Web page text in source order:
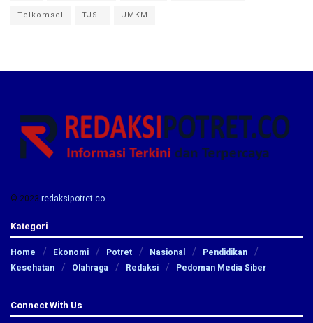
Telkomsel
TJSL UMKM
© 2023 redaksipotret.co-
Kategori
Home Ekonomi Potret Nasional
Pendidikan
Kesehatan
Olahraga Redaksi Pedoman Media Siber
Connect With Us